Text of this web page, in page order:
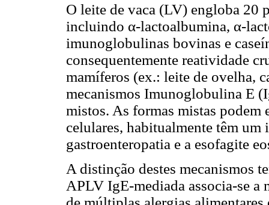
O leite de vaca (LV) engloba 20
incluindo α-lactoalbumina, α-
imunoglobulinas bovinas e
consequentemente reatividade
mamíferos (ex.: leite de ovelha,
mecanismos Imunoglobulina E
mistos. As formas mistas
celulares, habitualmente têm
gastroenteropatia e a esofagite
A distinção destes mecanismos
APLV IgE-mediada associa-se a